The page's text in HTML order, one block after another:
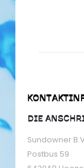
DIE
Sundowner
Postbus 59